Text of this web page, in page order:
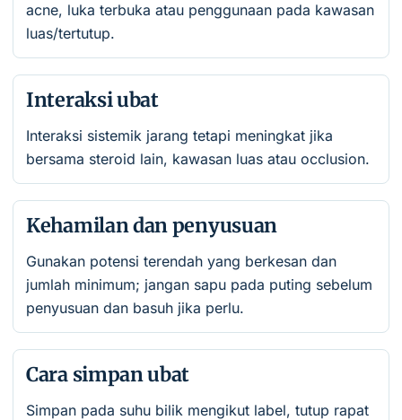
acne, luka terbuka atau penggunaan pada kawasan
luas/tertutup.
Interaksi ubat
Interaksi sistemik jarang tetapi meningkat jika
bersama steroid lain, kawasan luas atau occlusion.
Kehamilan dan penyusuan
Gunakan potensi terendah yang berkesan dan
jumlah minimum; jangan sapu pada puting sebelum
penyusuan dan basuh jika perlu.
Cara simpan ubat
Simpan pada suhu bilik mengikut label, tutup rapat